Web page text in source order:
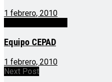
1 febrero, 2010
Equipo CEPAD
1 febrero, 2010
Next Post